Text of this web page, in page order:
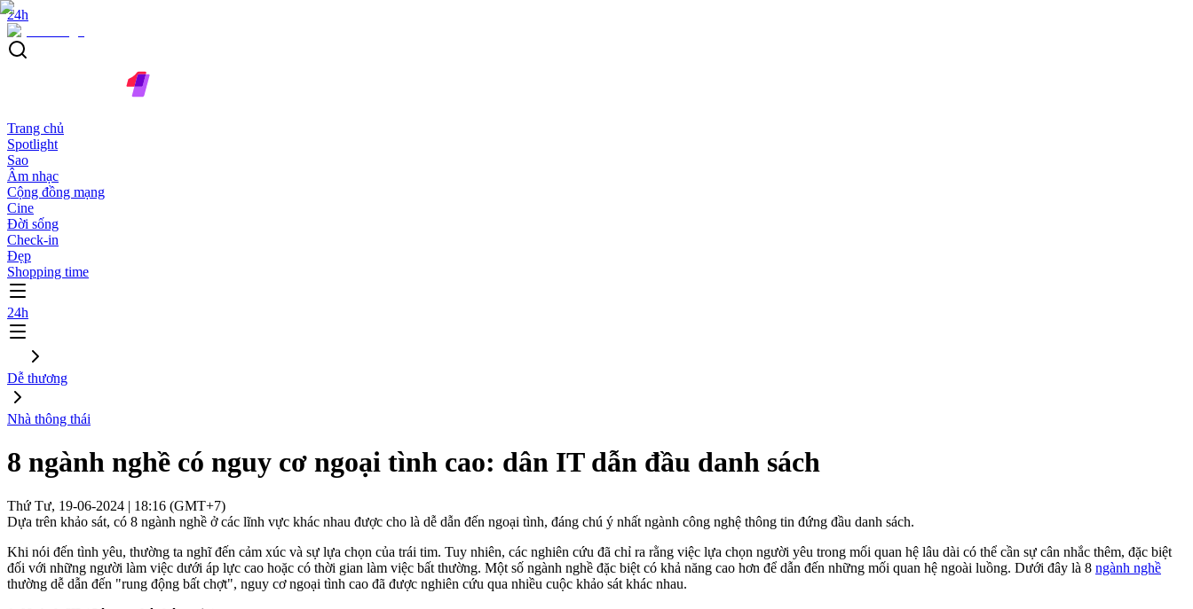
24h
Trang chủ
Spotlight
Sao
Âm nhạc
Cộng đồng mạng
Cine
Đời sống
Check-in
Đẹp
Shopping time
24h
Dễ thương
Nhà thông thái
8 ngành nghề có nguy cơ ngoại tình cao: dân IT dẫn đầu danh sách
Thứ Tư, 19-06-2024 | 18:16 (GMT+7)
Dựa trên khảo sát, có 8 ngành nghề ở các lĩnh vực khác nhau được cho là dễ dẫn đến ngoại tình, đáng chú ý nhất ngành công nghệ thông tin đứng đầu danh sách.
Khi nói đến tình yêu, thường ta nghĩ đến cảm xúc và sự lựa chọn của trái tim. Tuy nhiên, các nghiên cứu đã chỉ ra rằng việc lựa chọn người yêu trong mối quan hệ lâu dài có thể cần sự cân nhắc thêm, đặc biệt
đối với những người làm việc dưới áp lực cao hoặc có thời gian làm việc bất thường. Một số ngành nghề đặc biệt có khả năng cao hơn để dẫn đến những mối quan hệ ngoài luồng. Dưới đây là 8 ngành nghề
thường dễ dẫn đến "rung động bất chợt", nguy cơ ngoại tình cao đã được nghiên cứu qua nhiều cuộc khảo sát khác nhau.